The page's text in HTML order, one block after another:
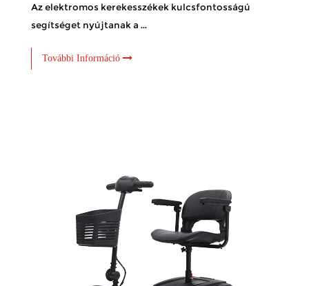
Az elektromos kerekesszékek kulcsfontosságú
segítséget nyújtanak a ...
További Információ